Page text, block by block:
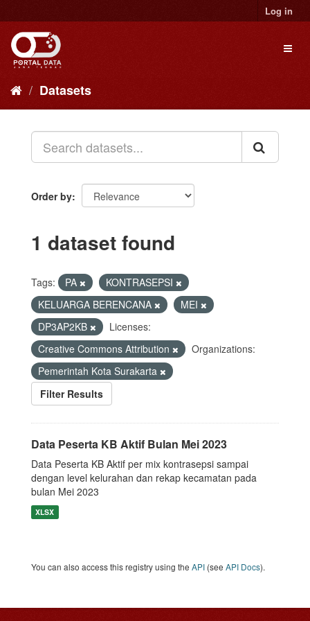
to
content
Log in
Datasets
Order by
1 dataset found
Tags: PA
KONTRASEPSI
KELUARGA BERENCANA
MEI
DP3AP2KB
Licenses:
Creative Commons Attribution
Organizations:
Pemerintah Kota Surakarta
Filter Results
Data Peserta KB Aktif Bulan Mei 2023
Data Peserta KB Aktif per mix kontrasepsi sampai
dengan level kelurahan dan rekap kecamatan pada
bulan Mei 2023
XLSX
You can also access this registry using the API (see API Docs).